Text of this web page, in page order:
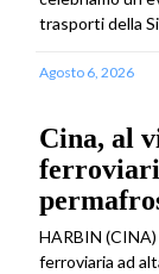
trasporti della
Agosto 6, 2026
Cina, al
HARBIN
ferroviaria ad